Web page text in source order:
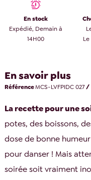
En stock
Expédié, Demain à
14H00
En savoir plus
RéférenceMCS-LVFPIDC 027/
La recette pour une
potes, des boissons,
dose de bonne
pour danser ! Mais
soirée soit vraiment